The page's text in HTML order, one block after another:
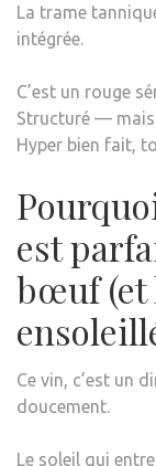
La trame
intégrée.
C’est un rouge
Structuré —
Hyper bien fait,
est
bœuf (et
Ce vin, c’est un
doucement.
Le soleil qui